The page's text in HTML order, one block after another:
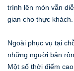
trình lên món vẫn
gian cho thực khách.
Ngoài phục vụ tại
những người bận
Một số thời điểm